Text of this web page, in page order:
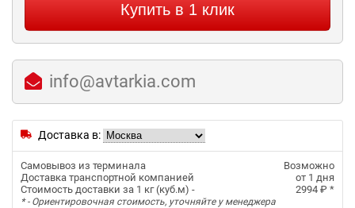
Купить в 1 клик
info@avtarkia.com
Доставка в:
Самовывоз из терминала
Возможно
Доставка транспортной компанией
от 1 дня
Стоимость доставки за 1 кг (куб.м) -
2994 ₽ *
* - Ориентировочная стоимость, уточняйте у менеджера